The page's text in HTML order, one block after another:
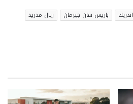
اندريك باريس سان جيرمان
ريال مدريد